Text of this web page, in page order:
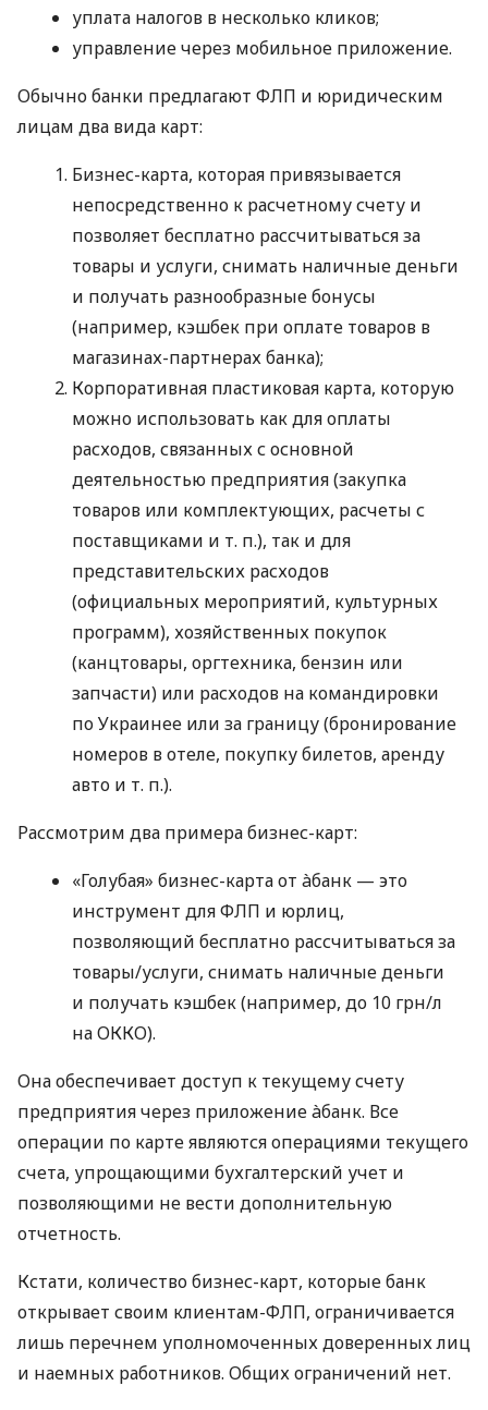
уплата налогов в несколько кликов;
управление через мобильное приложение.
Обычно банки предлагают ФЛП и юридическим
лицам два вида карт:
Бизнес-карта, которая привязывается
непосредственно к расчетному счету и
позволяет бесплатно рассчитываться за
товары и услуги, снимать наличные деньги
и получать разнообразные бонусы
(например, кэшбек при оплате товаров в
магазинах-партнерах банка);
Корпоративная пластиковая карта, которую
можно использовать как для оплаты
расходов, связанных с основной
деятельностью предприятия (закупка
товаров или комплектующих, расчеты с
поставщиками и т. п.), так и для
представительских расходов
(официальных мероприятий, культурных
программ), хозяйственных покупок
(канцтовары, оргтехника, бензин или
запчасти) или расходов на командировки
по Украинее или за границу (бронирование
номеров в отеле, покупку билетов, аренду
авто и т. п.).
Рассмотрим два примера бизнес-карт:
«Голубая» бизнес-карта от àбанк — это
инструмент для ФЛП и юрлиц,
позволяющий бесплатно рассчитываться за
товары/услуги, снимать наличные деньги
и получать кэшбек (например, до 10 грн/л
на ОККО).
Она обеспечивает доступ к текущему счету
предприятия через приложение àбанк. Все
операции по карте являются операциями текущего
счета, упрощающими бухгалтерский учет и
позволяющими не вести дополнительную
отчетность.
Кстати, количество бизнес-карт, которые банк
открывает своим клиентам-ФЛП, ограничивается
лишь перечнем уполномоченных доверенных лиц
и наемных работников. Общих ограничений нет.